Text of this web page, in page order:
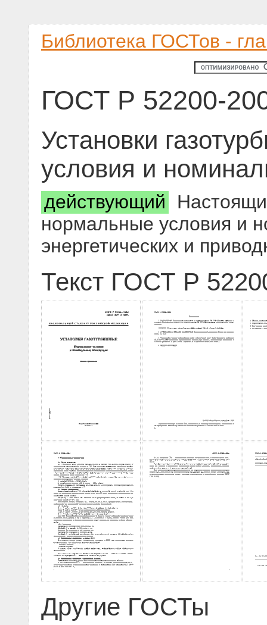
Библиотека ГОСТов -
ГОСТ Р 52200-
Установки
условия и
действующий
нормальные условия и
энергетических и
Текст ГОСТ Р
Другие ГОСТы